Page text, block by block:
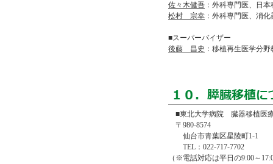
佐々木健吾 ：外科専門医、日
松村 宗幸 ：外科専門医、消
■スーパーバイザー
後藤 昌史 ：移植再生医学分
■東北大学病院 臓器移植医
〒980-8574
仙台市青葉区星陵町1-1
TEL：022-717-7702
（※電話対応は平日の9:00～